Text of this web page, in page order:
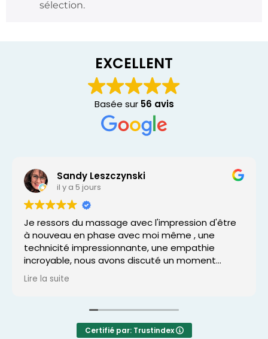
sélection.
EXCELLENT
Basée sur 56 avis
Sandy Leszczynski
il y a 5 jours
Je ressors du massage avec l'impression d'être
à nouveau en phase avec moi même , une
technicité impressionnante, une empathie
incroyable, nous avons discuté un moment
avant de trouver le soin qui me serait le plus
adapté, j'ai tout de suite sentie que j'étais prise
qu'un massage, un retour à la vie. Un merci infinie
pour ce moment si magique que je n'oublierai
Lire la suite
Certifié par: Trustindex